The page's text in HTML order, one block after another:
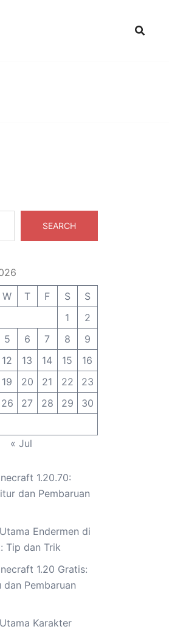
SEARCH
W T F S
S
1
2
5 6 7 8
9
12 13 14 15
16
19 20 21 22
23
26 27 28 29
30
« Jul
1.20.70:
dan Pembaruan
Endermen di
Tip dan Trik
1.20 Gratis:
dan Pembaruan
Karakter